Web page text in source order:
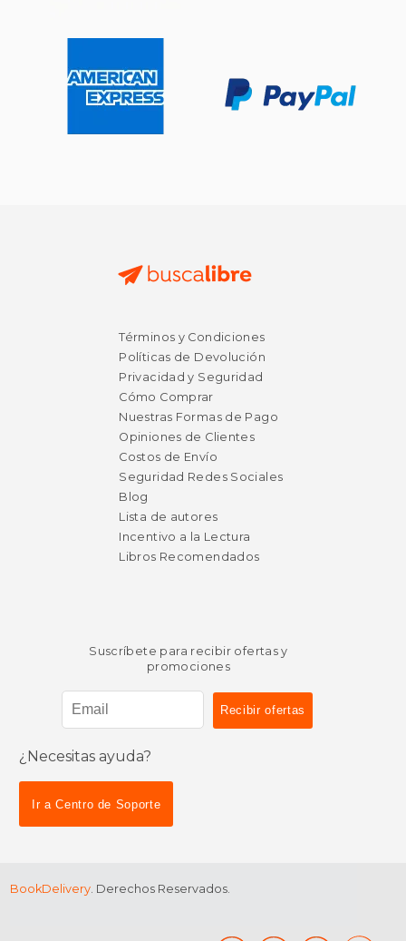
Términos y Condiciones
Políticas de Devolución
Privacidad y Seguridad
Cómo Comprar
Nuestras Formas de Pago
Opiniones de Clientes
Costos de Envío
Seguridad Redes Sociales
Blog
Lista de autores
Incentivo a la Lectura
Libros Recomendados
Suscríbete para recibir ofertas y
promociones
¿Necesitas ayuda?
Ir a Centro de Soporte
BookDelivery. Derechos Reservados.